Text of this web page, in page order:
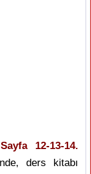
12-13-14.
ders kitabı